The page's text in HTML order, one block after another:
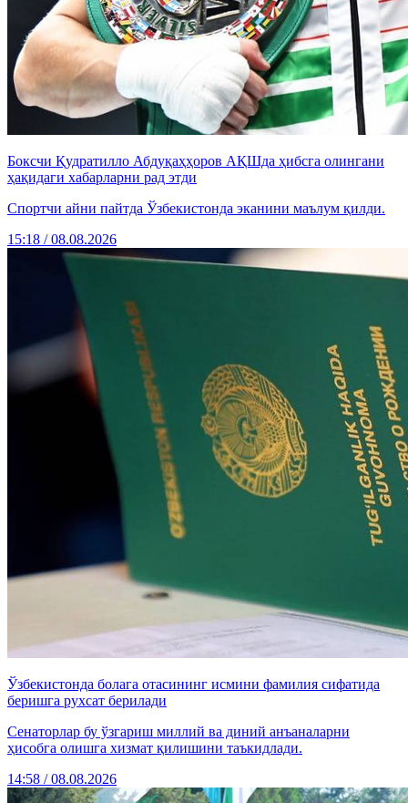
Боксчи Қудратилло Абдуқаҳҳоров АҚШда ҳибсга олингани
ҳақидаги хабарларни рад этди
Спортчи айни пайтда Ўзбекистонда эканини маълум қилди.
15:18 / 08.08.2026
Ўзбекистонда болага отасининг исмини фамилия сифатида
беришга рухсат берилади
Сенаторлар бу ўзгариш миллий ва диний анъаналарни
ҳисобга олишга хизмат қилишини таъкидлади.
14:58 / 08.08.2026